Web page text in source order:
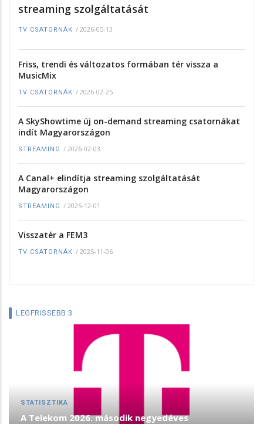
streaming szolgáltatását
TV CSATORNÁK / 2026-05-13
Friss, trendi és változatos formában tér vissza a
MusicMix
TV CSATORNÁK / 2026-02-25
A SkyShowtime új on-demand streaming csatornákat
indít Magyarországon
STREAMING / 2026-02-03
A Canal+ elindítja streaming szolgáltatását
Magyarországon
STREAMING / 2025-12-01
Visszatér a FEM3
TV CSATORNÁK / 2025-11-06
LEGFRISSEBB 3
STATISZTIKA
A Telekom 2026. második negyedéves